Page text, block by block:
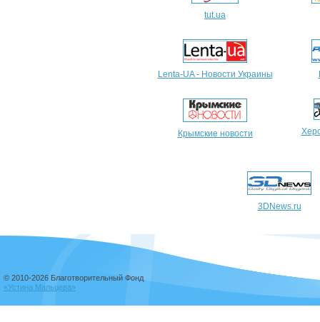
tut.ua
Lenta-UA - Новости Украины
Крымские новости
3DNews.ru
© 2010-2026 Благотворительный Фонд
«Устина Мальцева»